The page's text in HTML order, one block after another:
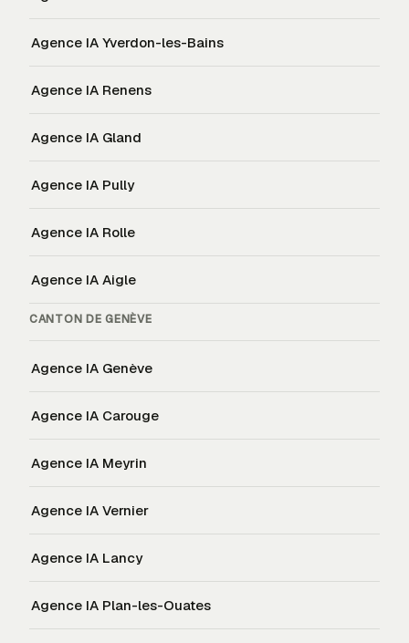
Agence IA Yverdon-les-Bains
Agence IA Renens
Agence IA Gland
Agence IA Pully
Agence IA Rolle
Agence IA Aigle
CANTON DEGENÈVE
Agence IA Genève
Agence IA Carouge
Agence IA Meyrin
Agence IA Vernier
Agence IA Lancy
Agence IA Plan-les-Ouates